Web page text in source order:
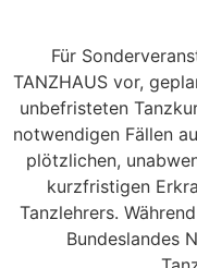
Für
TANZHAUS vor,
unbefristeten
notwendigen Fällen
plötzlichen,
kurzfristigen
Tanzlehrers.
Bundeslandes